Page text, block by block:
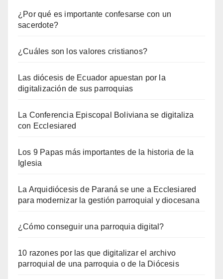
¿Por qué es importante confesarse con un
sacerdote?
¿Cuáles son los valores cristianos?
Las diócesis de Ecuador apuestan por la
digitalización de sus parroquias
La Conferencia Episcopal Boliviana se digitaliza
con Ecclesiared
Los 9 Papas más importantes de la historia de la
Iglesia
La Arquidiócesis de Paraná se une a Ecclesiared
para modernizar la gestión parroquial y diocesana
¿Cómo conseguir una parroquia digital?
10 razones por las que digitalizar el archivo
parroquial de una parroquia o de la Diócesis